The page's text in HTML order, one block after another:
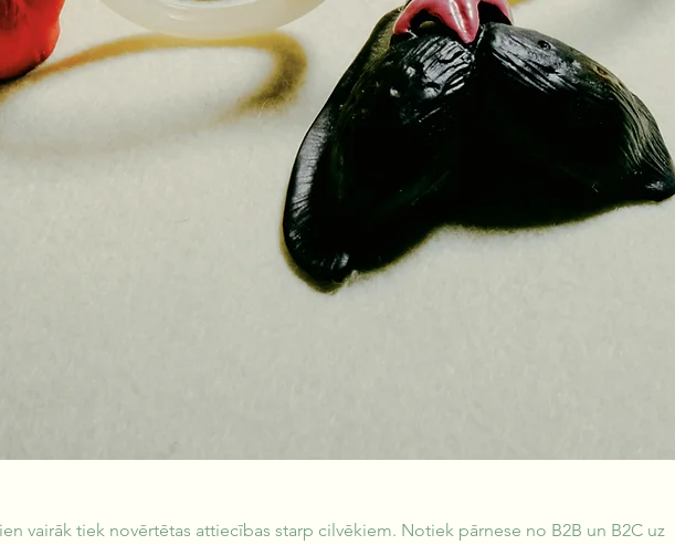
vairāk tiek novērtētas attiecības starp cilvēkiem. Notiek pārnese no B2B un B2C uz